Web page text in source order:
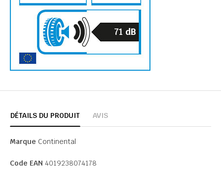
71 dB
DÉTAILS DU PRODUIT AVIS
Marque Continental
Code EAN 4019238074178